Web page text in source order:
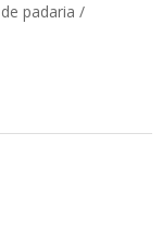
padaria /